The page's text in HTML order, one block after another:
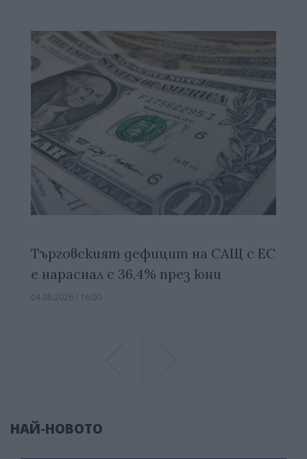
Търговският дефицит на САЩ с ЕС
е нараснал с 36,4% през юни
04.08.2026 / 16:00
НАЙ-НОВОТО